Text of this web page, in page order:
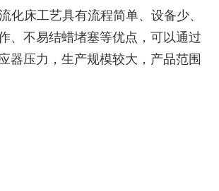
化床工艺具有流程简单、设备少、
、不易结蜡堵塞等优点，可以通过
器压力，生产规模较大，产品范围